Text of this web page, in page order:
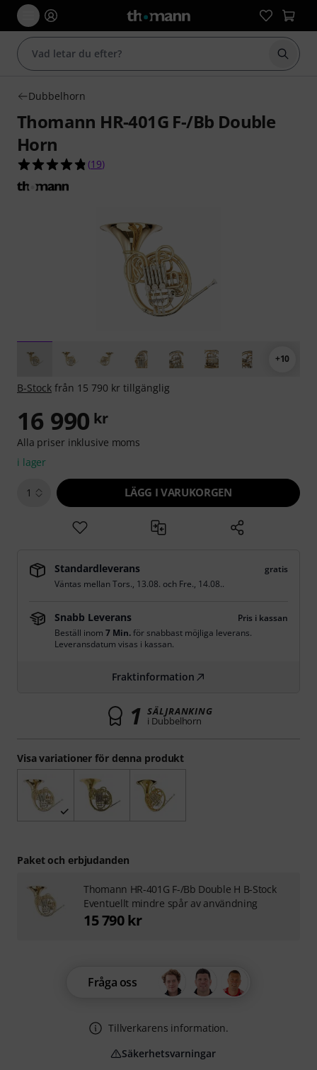
Börja
Dubbelhorn
Thomann HR-401G F-/Bb Double
Horn
4.8 av 5 stjärnor från 19 kundbetyg
(19)
+10
Visa variationer för denna produkt
B-Stock från 15 790 kr tillgänglig
16 990 kr
Alla priser inklusive moms
i lager
1 LÄGG I VARUKORGEN
Standardleverans
gratis
Väntas mellanTors., 13.08. och Fre., 14.08..
Snabb Leverans
Pris i kassan
Beställ inom 7 Min.för snabbast möjliga leverans.
Leveransdatum visas i kassan.
Fraktinformation
1 SÄLJRANKING
i Dubbelhorn
Fråga oss
Tillverkarens information.
Säkerhetsvarningar
Paket och erbjudanden
Thomann HR-401G F-/Bb Double H B-Stock
Eventuellt mindre spår av användning
15 790 kr